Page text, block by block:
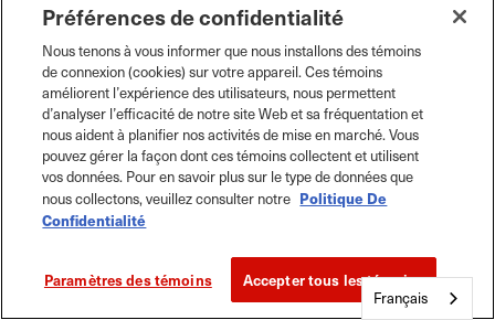
Français
Préférences de confidentialité
Nous tenons à vous informer que nous installons des témoins
de connexion (cookies) sur votre appareil. Ces témoins
améliorent l’expérience des utilisateurs, nous permettent
d’analyser l’efficacité de notre site Web et sa fréquentation et
nous aident à planifier nos activités de mise en marché. Vous
pouvez gérer la façon dont ces témoins collectent et utilisent
vos données. Pour en savoir plus sur le type de données que
nous collectons, veuillez consulter notre Politique De
Confidentialité
Paramètres des témoins Accepter tous les témoins